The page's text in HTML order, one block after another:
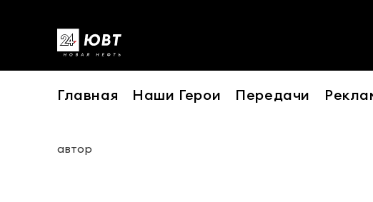
Главная Наши Герои Передачи
автор